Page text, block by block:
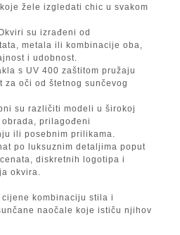
žele izgledati chic u svakom
su izrađeni od
metala ili kombinacije oba,
i udobnost.
s UV 400 zaštitom pružaju
za oči od štetnog sunčevog
su različiti modeli u širokoj
prilagođeni
ili posebnim prilikama.
po luksuznim detaljima poput
diskretnih logotipa i
okvira.
cijene kombinaciju stila i
naočale koje ističu njihov